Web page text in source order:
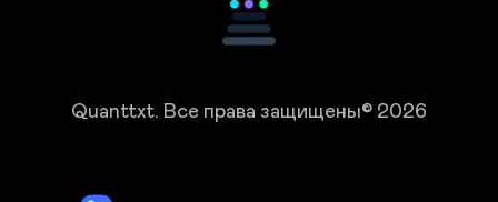
Quanttxt. Все права защищены© 2026